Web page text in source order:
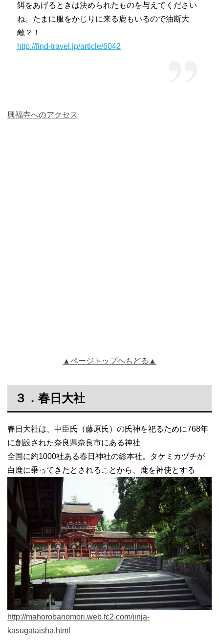
餌をあげるときは決められたものを与えてください
ね。たまに服をかじりに来る鹿もいるので油断大
敵？！
http://find-travel.jp/article/6042
興福寺へのアクセス
▲ページトップヘもどる▲
３．春日大社
春日大社は、中臣氏（藤原氏）の氏神を祀るために768年
に創設された奈良県奈良市にある神社
全国に約1000社ある春日神社の総本社。タケミカヅチが
白鹿に乗ってきたとされることから、鹿を神使とする
http://mahorobanomori.web.fc2.com/jinja-
kasugataisha.html